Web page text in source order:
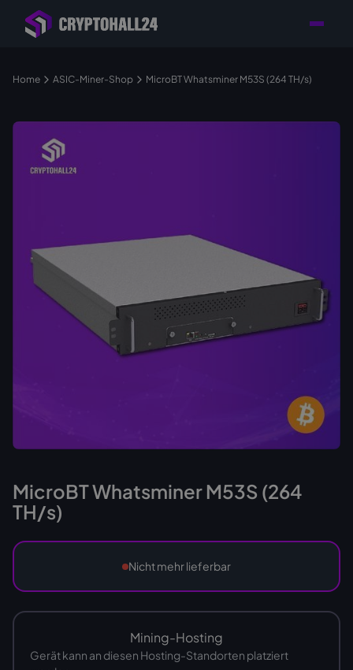
Händler mit Standort
in Deutschland
Ihr Mining-Projekt
Ansprechpartner
Home ASIC-Miner-Shop MicroBT Whatsminer M53S (264 TH/s)
MicroBT Whatsminer M53S (264
TH/s)
Nicht mehr lieferbar
Mining-Hosting
Gerät kann an diesen Hosting-Standorten platziert